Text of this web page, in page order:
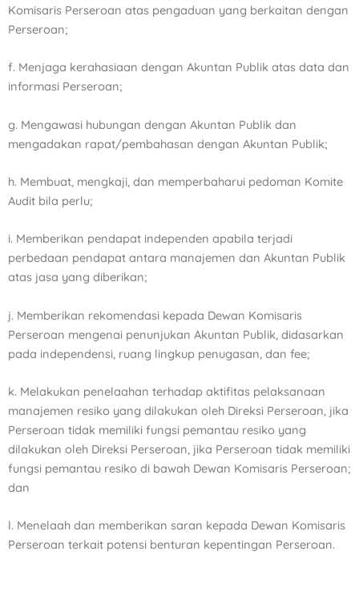
Komisaris Perseroan atas pengaduan yang berkaitan dengan
Perseroan;
f. Menjaga kerahasiaan dengan Akuntan Publik atas data dan
informasi Perseroan;
g. Mengawasi hubungan dengan Akuntan Publik dan
mengadakan rapat/pembahasan dengan Akuntan Publik;
h. Membuat, mengkaji, dan memperbaharui pedoman Komite
Audit bila perlu;
i. Memberikan pendapat independen apabila terjadi
perbedaan pendapat antara manajemen dan Akuntan Publik
atas jasa yang diberikan;
j. Memberikan rekomendasi kepada Dewan Komisaris
Perseroan mengenai penunjukan Akuntan Publik, didasarkan
pada independensi, ruang lingkup penugasan, dan fee;
k. Melakukan penelaahan terhadap aktifitas pelaksanaan
manajemen resiko yang dilakukan oleh Direksi Perseroan, jika
Perseroan tidak memiliki fungsi pemantau resiko yang
dilakukan oleh Direksi Perseroan, jika Perseroan tidak memiliki
fungsi pemantau resiko di bawah Dewan Komisaris Perseroan;
dan
l. Menelaah dan memberikan saran kepada Dewan Komisaris
Perseroan terkait potensi benturan kepentingan Perseroan.